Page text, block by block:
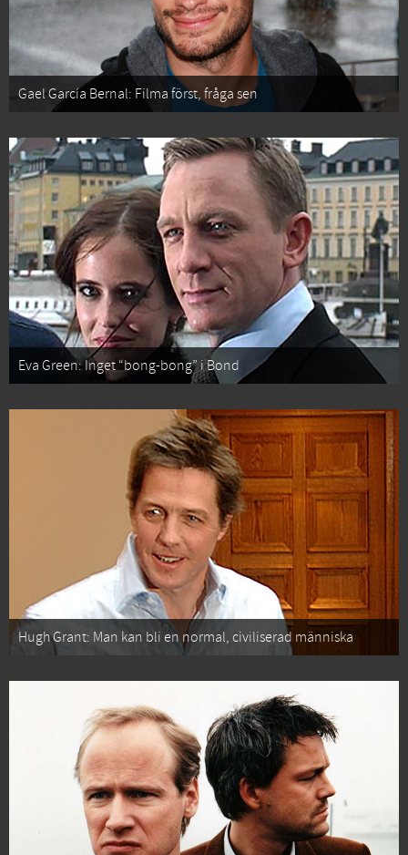
Gael García Bernal: Filma först, fråga sen
Eva Green: Inget “bong-bong” i Bond
Hugh Grant: Man kan bli en normal, civiliserad människa